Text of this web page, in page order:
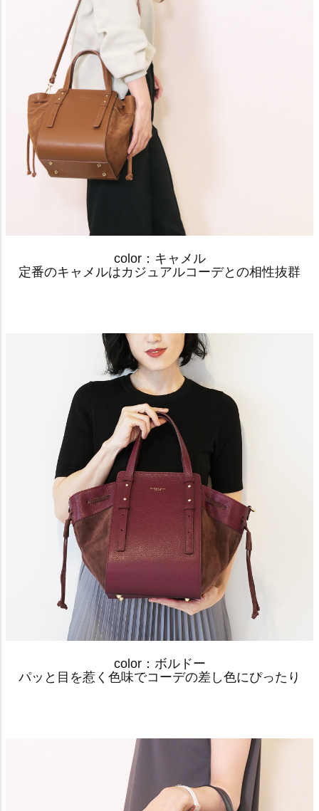
color：キャメル
定番のキャメルはカジュアルコーデとの相性抜群
color：ボルドー
パッと目を惹く色味でコーデの差し色にぴったり